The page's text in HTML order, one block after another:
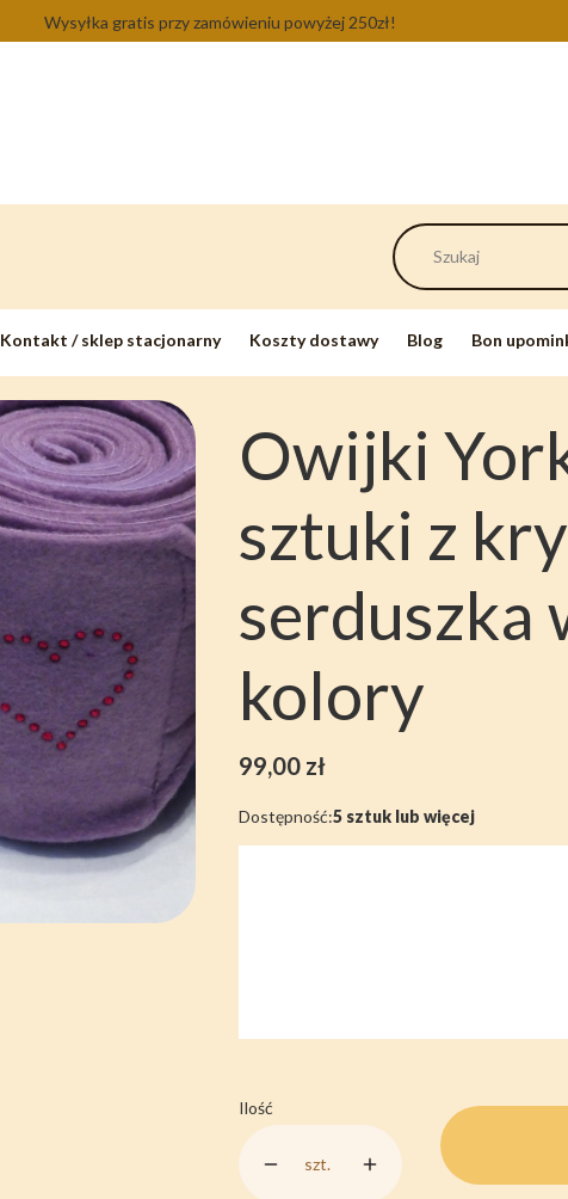
Wysyłka gratis przy zamówieniu powyżej 250zł!
Kontakt / sklep stacjonarny Koszty dostawy Blog Bon
Owijki
sztuki z
serduszka
kolory
Cena
99,00 zł
Dostępność:5 sztuk lub więcej
Ilość
szt.